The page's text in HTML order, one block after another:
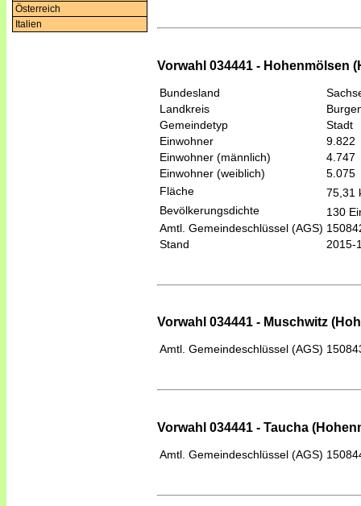
Österreich
Italien
Vorwahl 034441 - Hohenmölsen
Bundesland
Landkreis
Gemeindetyp
Stadt
Einwohner
9.822
Einwohner (männlich)
4.747
Einwohner (weiblich)
5.075
Fläche
75,31
Bevölkerungsdichte
130
Amtl. Gemeindeschlüssel (AGS)
Stand
2015-
Vorwahl 034441 - Muschwitz
Amtl. Gemeindeschlüssel (AGS)
Vorwahl 034441 - Taucha
Amtl. Gemeindeschlüssel (AGS)